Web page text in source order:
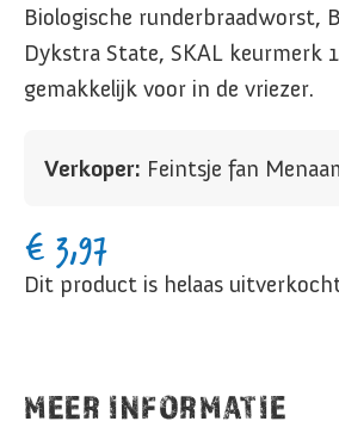
Biologische runderbraadworst,
Dykstra State, SKAL keurmerk
gemakkelijk voor in de vriezer.
Verkoper: Feintsje fan
€ 3,97
Dit product is helaas
MEER INFORMATIE